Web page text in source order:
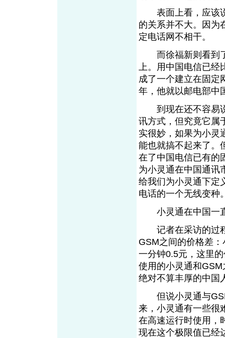
表面上看，应该说
的关系并不大。因为
定电话网不相干。
而徐福新则看到了
上。用中国电信已经
成了一个建立在固定
年，他就以邮电部中
到现在还不容易说
讯方式，但究竟它属
实很妙，如果为小灵
能也就搞不起来了。
在了中国电信已有的
为小灵通在中国通讯
给我们为小灵通下定
电话的一个无线变种
小灵通在中国一直
记者在采访的过程
GSM之间的价格差
一分钟0.5元，这里
使用的小灵通和
绝对不算丰厚的中国
但说小灵通与
来，小灵通有一些很
在高速运行时使用，
现在这个极限值已经